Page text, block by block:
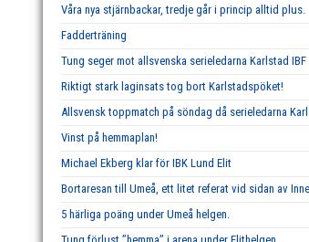
Våra nya stjärnbackar, tredje går i princip alltid plus.
Fadderträning
Tung seger mot allsvenska serieledarna Karlstad
Riktigt stark laginsats tog bort Karlstadspöket!
Allsvensk toppmatch på söndag då serieledarna
Vinst på hemmaplan!
Michael Ekberg klar för IBK Lund Elit
Bortaresan till Umeå, ett litet referat vid sidan av
5 härliga poäng under Umeå helgen.